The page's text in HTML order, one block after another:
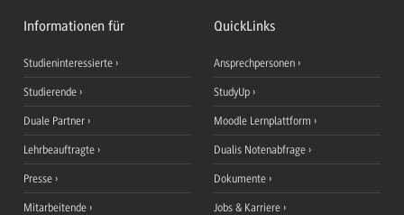
Informationen für
Studieninteressierte
Studierende
Duale Partner
Lehrbeauftragte
Presse
Mitarbeitende
QuickLinks
Ansprechpersonen
StudyUp
Moodle Lernplattform
Dualis Notenabfrage
Dokumente
Jobs & Karriere